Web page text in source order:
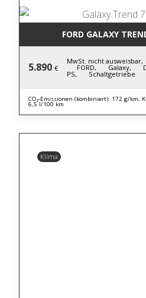
FORD GALAXY
5.890 €
MwSt. nicht ausweisbar,
FORD, Galaxy,
PS, Schaltgetriebe
CO₂-Emissionen (kombiniert): 172 g/km,
6,5 l/100 km
Klima